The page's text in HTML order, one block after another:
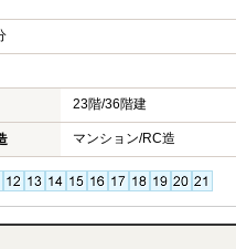
23階/36階建
マンション/RC造